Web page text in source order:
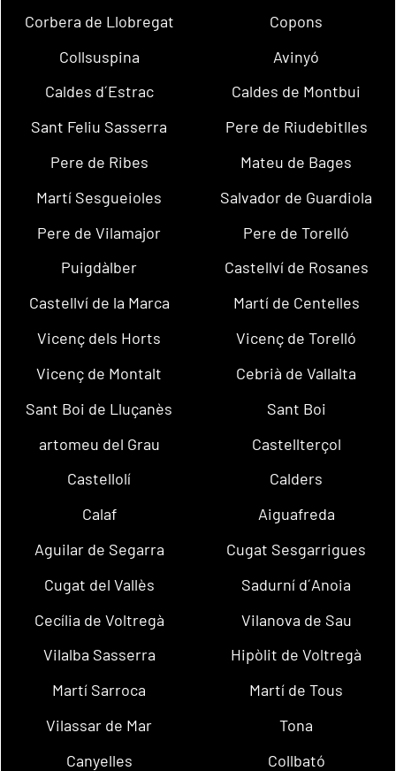
Corbera de Llobregat
Copons
Collsuspina
Avinyó
Caldes d´Estrac
Caldes de Montbui
Sant Feliu Sasserra
Pere de Riudebitlles
Pere de Ribes
Mateu de Bages
Martí Sesgueioles
Salvador de Guardiola
Pere de Vilamajor
Pere de Torelló
Puigdàlber
Castellví de Rosanes
Castellví de la Marca
Martí de Centelles
Vicenç dels Horts
Vicenç de Torelló
Vicenç de Montalt
Cebrià de Vallalta
Sant Boi de Lluçanès
Sant Boi
artomeu del Grau
Castellterçol
Castellolí
Calders
Calaf
Aiguafreda
Aguilar de Segarra
Cugat Sesgarrigues
Cugat del Vallès
Sadurní d´Anoia
Cecília de Voltregà
Vilanova de Sau
Vilalba Sasserra
Hipòlit de Voltregà
Martí Sarroca
Martí de Tous
Vilassar de Mar
Tona
Canyelles
Collbató